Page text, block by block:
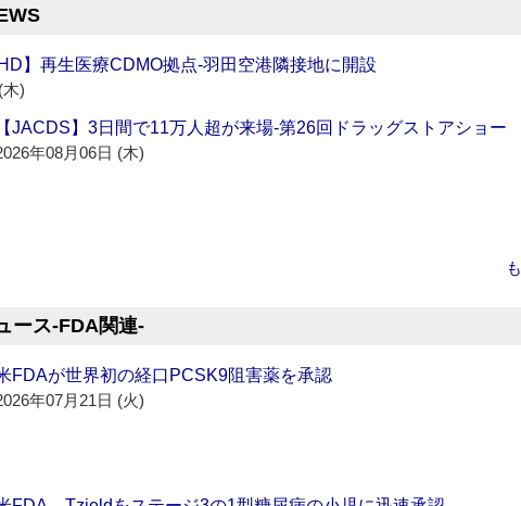
】再生医療CDMO拠点‐羽田空港隣接地に開設
)
【JACDS】3日間で11万人超が来場‐第26回ドラッグストアショー
年08月06日 (木)
ース‐FDA関連‐
FDAが世界初の経口PCSK9阻害薬を承認
年07月21日 (火)